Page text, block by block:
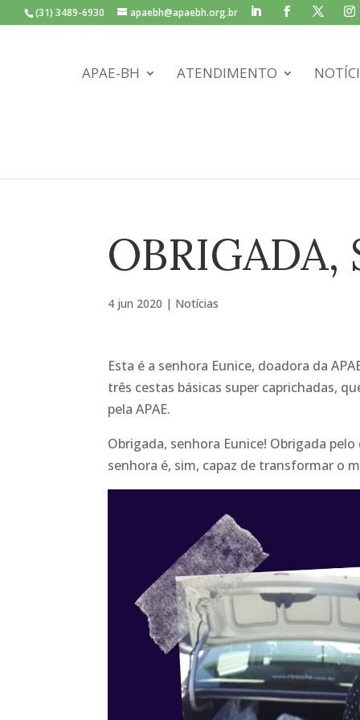
(31) 3489-6930 apaebh@apaebh.org.br
APAE-BH ATENDIMENTO
OBRIGADA,
4 jun 2020 | Notícias
Esta é a senhora Eunice, doadora da
três cestas básicas super caprichadas,
pela APAE.
Obrigada, senhora Eunice! Obrigada
senhora é, sim, capaz de transformar o